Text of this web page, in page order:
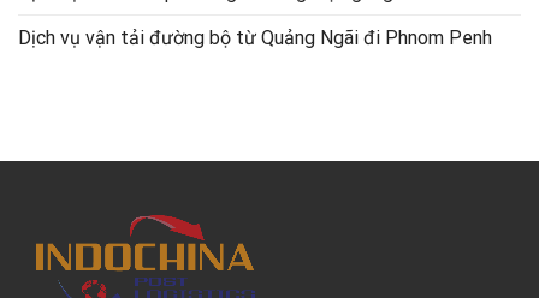
Dịch vụ vận tải đường bộ từ Quảng Ngãi đi Phnom Penh